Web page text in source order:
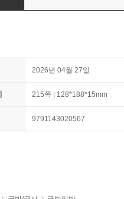
2026년 04월 27일
215쪽 | 128*188*15mm
9791143020567